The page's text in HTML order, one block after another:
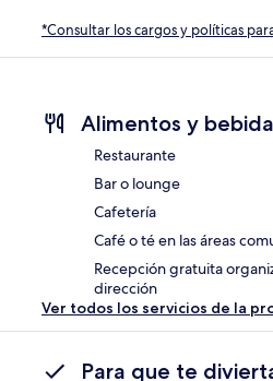
*Consultar los cargos y políticas
Alimentos y
Restaurante
Bar o lounge
Cafetería
Café o té en las áreas
Recepción gratuita
dirección
Ver todos los servicios de la
Para que te